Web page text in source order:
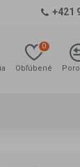
+421
Obľúbené
0